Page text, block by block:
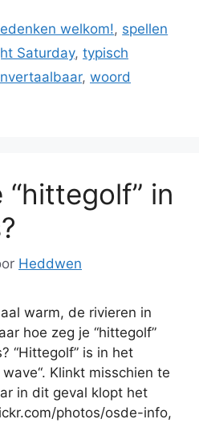
welkom!, spellen
Saturday, typisch
, woord
“hittegolf” in
Heddwen
warm, de rivieren in
hoe zeg je “hittegolf”
“Hittegolf” is in het
Klinkt misschien te
in dit geval klopt het
photos/osde-info,